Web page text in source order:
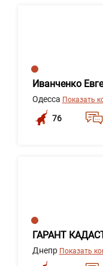
Иванченко
Одесса Показать
76
ГАРАНТ
Днепр Показать